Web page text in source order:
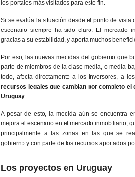
los portales más visitados para este fin.
Si se evalúa la situación desde el punto de vista
escenario siempre ha sido claro. El mercado
gracias a su estabilidad, y aporta muchos
Por eso, las nuevas medidas del gobierno que
parte de miembros de la clase media, o media-
todo, afecta directamente a los inversores, a
recursos legales que cambian por completo el
Uruguay.
A pesar de esto, la medida aún se encuentra
mejora el escenario en el mercado inmobiliario,
principalmente a las zonas en las que se
gobierno y con parte de los recursos aportados
Los proyectos en Uruguay